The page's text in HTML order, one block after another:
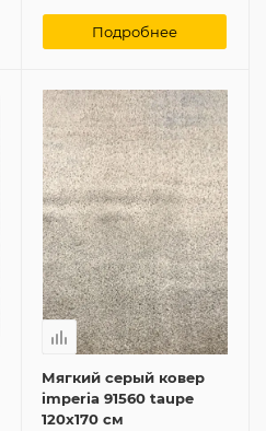
Подробнее
Мягкий серый ковер
imperia 91560 taupe
120x170 см